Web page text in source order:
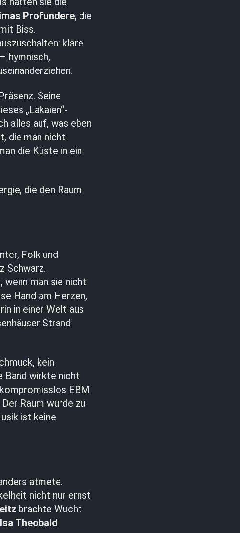
Profundere, die
Biss.
klare
hymnisch,
Seine
„Lakaien“-
alles auf, was eben
die man nicht
die Küste in ein
die den Raum
Folk und
Schwarz.
wenn man sie nicht
Hand am Herzen,
in einer Welt aus
Strand
kein
Band wirkte nicht
EBM
Raum wurde zu
ist keine
atmete.
nicht nur ernst
brachte Wucht
Isa Theobald